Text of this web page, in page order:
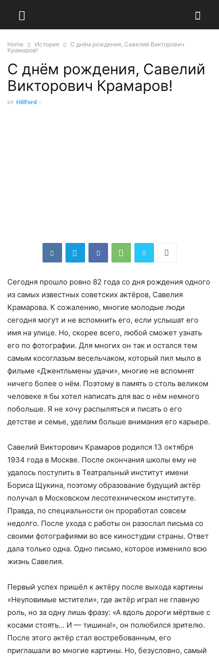
Home История
С днём рождения, Савелий Викторович
Крамаров!
С днём рождения, Савелий
Викторович Крамаров!
от Hillford -
Сегодня прошло ровно 82 года со дня рождения одного
из самых известных советских актёров, Савелия
Крамарова. К сожалению, многие молодые люди
сегодня могут и не вспомнить его, если услышат его
имя на улице. Но, скорее всего, любой сможет узнать
его по фотографии. Для многих он так и остался тем
самым косоглазым весельчаком, который пил мыло в
фильме «Джентльмены удачи», многие не вспомнят
ничего более о нём. Поэтому в память о столь великом
человеке я бы хотел написать для вас о нём немного
побольше. Я не хочу распыляться и писать о его
детстве и семье, уделим больше внимания его карьере.
Савелий Викторович Крамаров родился 13 октября
1934 года в Москве. После окончания школы ему не
удалось поступить в Театральный институт имени
Бориса Щукина, поэтому образование будущий актёр
получал в Московском лесотехническом институте.
Правда, по специальности он проработал совсем
недолго. После ухода с работы он разослал письма со
своими фотографиями во все киностудии страны. Ответ
дала только одна. Одно письмо, которое изменило всю
жизнь Савелия.
Первый успех пришёл к актёру после выхода картины
«Неуловимые мстители», где актёр играл не главную
роль, но за одну лишь фразу: «А вдоль дороги мёртвые с
косами стоять… И — тишина!», он полюбился зрителю.
После этого актёр стал востребованным, его
приглашали во многие картины. Но, безусловно, самый